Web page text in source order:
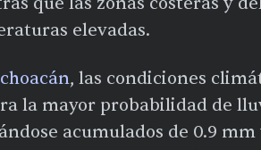
elevadas.
, las condiciones
la mayor probabilidad de
acumulados de 0.9